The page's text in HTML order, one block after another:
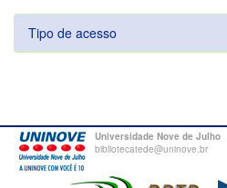
Tipo de acesso
Universidade Nove de Julho
bibliotecatede@uninove.br